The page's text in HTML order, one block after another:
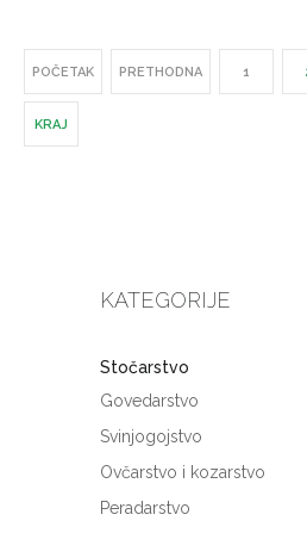
POČETAK PRETHODNA 1
KRAJ
KATEGORIJE
Stočarstvo
Govedarstvo
Svinjogojstvo
Ovčarstvo i kozarstvo
Peradarstvo